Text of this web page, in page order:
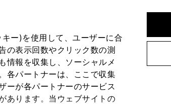
ー)を使用して、ユーザーに合
の表示回数やクリック数の測
情報を収集し、ソーシャルメ
各パートナーは、ここで収集
ーが各パートナーのサービス
あります。当ウェブサイトの